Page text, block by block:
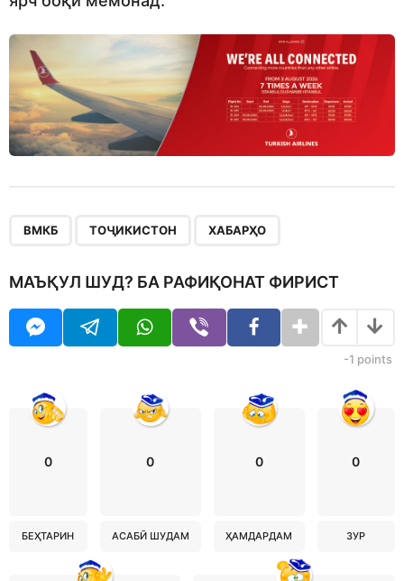
ВМКБ ТОҶИКИСТОН ХАБАРҲО
МАЪҚУЛ ШУД? БА РАФИҚОНАТ ФИРИСТ
-1 points
0
БЕҲТАРИН
0
АСАБӢ ШУДАМ
0
ҲАМДАРДАМ
0
ЗУР